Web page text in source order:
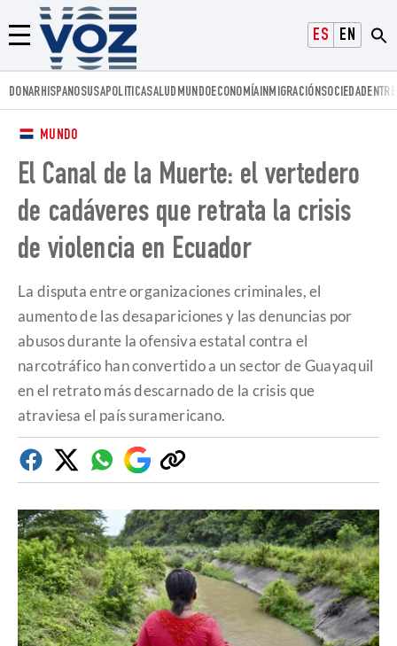
ESPAÑOLENGLISH
Menú
Voz.us
DONARHISPANOSUSAPOLITICASALUD MUNDOECONOMÍAINMIGRACIÓNSOCIEDAD
MUNDO
El Canal de la Muerte: el vertedero
de cadáveres que retrata la crisis
de violencia en Ecuador
La disputa entre organizaciones criminales, el
aumento de las desapariciones y las denuncias por
abusos durante la ofensiva estatal contra el
narcotráfico han convertido a un sector de Guayaquil
en el retrato más descarnado de la crisis que
atraviesa el país suramericano.
FacebookTwitterWhatsapp
Google
Discover
Copiar
enlace